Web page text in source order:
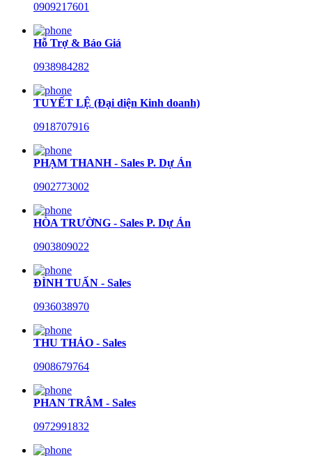
0909217601
Hỗ Trợ & Báo Giá
0938984282
TUYẾT LỆ (Đại diện Kinh doanh)
0918707916
PHẠM THANH - Sales P. Dự Án
0902773002
HÒA TRƯỜNG - Sales P. Dự Án
0903809022
ĐÌNH TUẤN - Sales
0936038970
THU THẢO - Sales
0908679764
PHAN TRÂM - Sales
0972991832